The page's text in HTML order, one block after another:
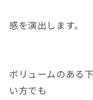
感を演出します。
ボリュームのある
い方でも